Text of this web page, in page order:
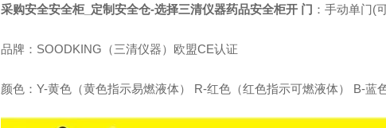
采购安全安全柜_定制安全仓-选择三清仪器药品安全柜开 门 ：手动单门(
品牌：SOODKING（三清仪器）欧盟CE认证
颜色：Y-黄色（黄色指示易燃液体） R-红色（红色指示可燃液体） B-蓝